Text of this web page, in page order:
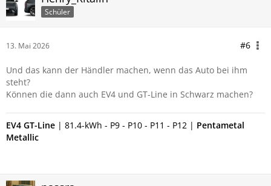
Schüler
13. Mai 2026 #6
Und das kann der Händler machen, wenn das Auto bei ihm
steht?
Können die dann auch EV4 und GT-Line in Schwarz machen?
EV4 GT-Line | 81.4-kWh - P9 - P10 - P11 - P12 | Pentametal
Metallic